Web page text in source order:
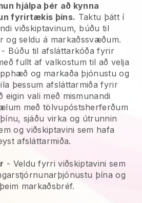
hjálpa þér að kynna
fyrirtækis þíns. Taktu þátt í
viðskiptavinum, búðu til
og seldu á markaðssvæðum.
- Búðu til afsláttarkóða fyrir
fullt af valkostum til að velja
og markaða þjónustu og
þessum afsláttarmiða fyrir
eigin vali með mismunandi
með tölvupóstsherferðum
sjáðu virka og útrunnin
og viðskiptavini sem hafa
afsláttarmiða.
- Veldu fyrri viðskiptavini sem
þína og
markaðsbréf.